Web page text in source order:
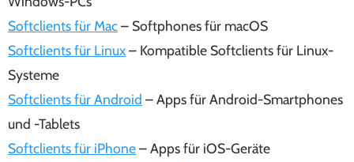
Softclients für Mac– Softphones für macOS
Softclients für Linux– Kompatible Softclients für Linux-
Systeme
Softclients für Android – Apps für Android-Smartphones
und -Tablets
Softclients für iPhone– Apps für iOS-Geräte